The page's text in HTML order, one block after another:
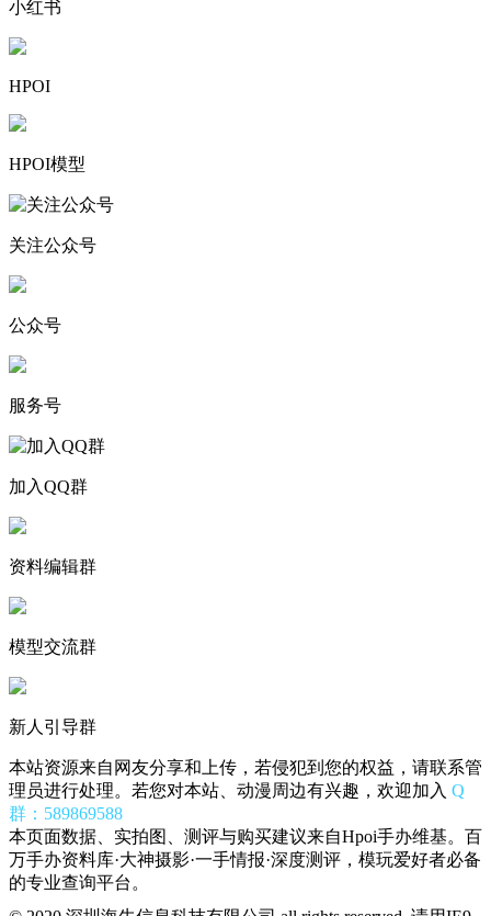
小红书
HPOI
HPOI模型
关注公众号
公众号
服务号
加入QQ群
资料编辑群
模型交流群
新人引导群
本站资源来自网友分享和上传，若侵犯到您的权益，请联系管
理员进行处理。若您对本站、动漫周边有兴趣，欢迎加入 Q
群：589869588
本页面数据、实拍图、测评与购买建议来自Hpoi手办维基。百
万手办资料库·大神摄影·一手情报·深度测评，模玩爱好者必备
的专业查询平台。